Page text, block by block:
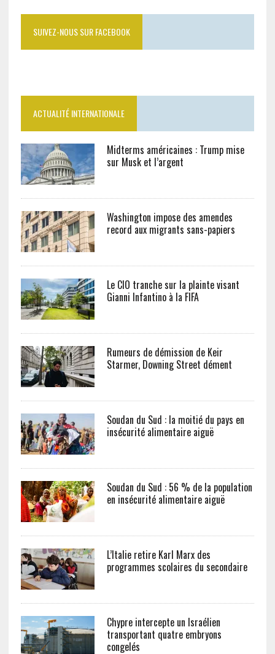
SUIVEZ-NOUS SUR FACEBOOK
ACTUALITÉ INTERNATIONALE
Midterms américaines : Trump mise
sur Musk et l’argent
Washington impose des amendes
record aux migrants sans-papiers
Le CIO tranche sur la plainte visant
Gianni Infantino à la FIFA
Rumeurs de démission de Keir
Starmer, Downing Street dément
Soudan du Sud : la moitié du pays en
insécurité alimentaire aiguë
Soudan du Sud : 56 % de la population
en insécurité alimentaire aiguë
L’Italie retire Karl Marx des
programmes scolaires du secondaire
Chypre intercepte un Israélien
transportant quatre embryons
congelés